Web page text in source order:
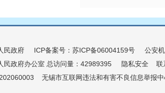
民政府 ICP备案号：苏ICP备06004159号
公安
民政府办公室 总访问量：42989395 隐私安全
联
无锡市互联网违法和有害不良信息举报